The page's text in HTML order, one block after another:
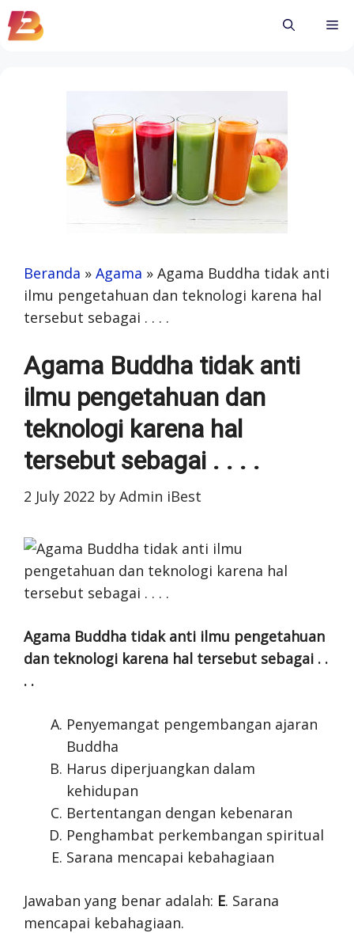
Skip
to
Beranda » Agama » Agama Buddha tidak anti
ilmu pengetahuan dan teknologi karena hal
tersebut sebagai . . . .
Agama Buddha tidak anti
ilmu pengetahuan dan
teknologi karena hal
tersebut sebagai . . . .
2 July 2022 by Admin iBest
Agama Buddha tidak anti ilmu pengetahuan
dan teknologi karena hal tersebut sebagai . .
. .
Penyemangat pengembangan ajaran
Buddha
Harus diperjuangkan dalam
kehidupan
Bertentangan dengan kebenaran
Penghambat perkembangan spiritual
Sarana mencapai kebahagiaan
Jawaban yang benar adalah: E. Sarana
mencapai kebahagiaan.